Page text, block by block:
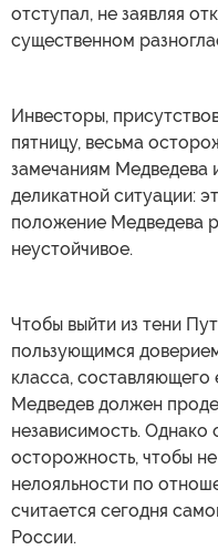
отступал, не заявляя
существенном
Инвесторы,
пятницу, весьма
замечаниям Медведева
деликатной ситуации:
положение Медведева
неустойчивое.
Чтобы выйти из тени
пользующимся
класса, составляющего
Медведев должен
независимость.
осторожность, чтобы
нелояльности по
считается сегодня
России.